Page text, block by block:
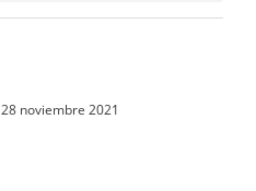
28 noviembre 2021